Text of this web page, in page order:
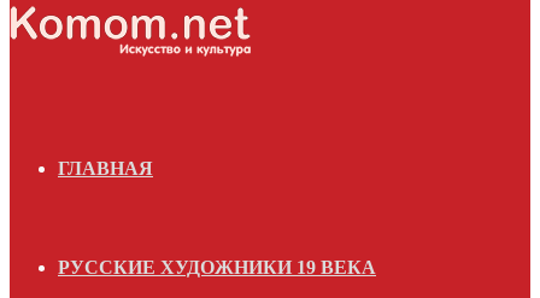
ГЛАВНАЯ
РУССКИЕ ХУДОЖНИКИ 19 ВЕКА